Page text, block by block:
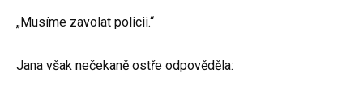
„Musíme zavolat policii.“
Jana však nečekaně ostře odpověděla: